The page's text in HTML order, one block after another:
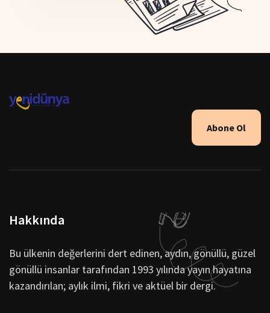
Abone Ol
Hakkında
Bu ülkenin değerlerini dert edinen, aydın, gönüllü, güzel
gönüllü insanlar tarafından 1993 yılında yayın hayatına
kazandırılan; aylık ilmi, fikri ve aktüel bir dergi.